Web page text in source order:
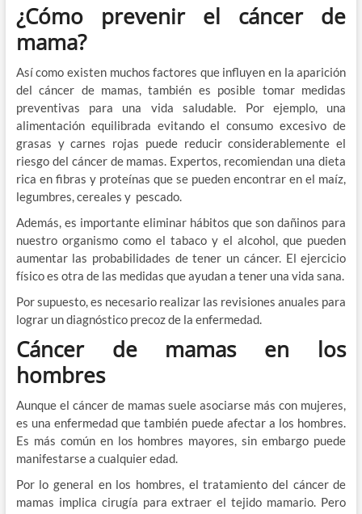
¿Cómo prevenir el cáncer de
mama?
Así como existen muchos factores que influyen en la aparición
del cáncer de mamas, también es posible tomar medidas
preventivas para una vida saludable. Por ejemplo, una
alimentación equilibrada evitando el consumo excesivo de
grasas y carnes rojas puede reducir considerablemente el
riesgo del cáncer de mamas. Expertos, recomiendan una dieta
rica en fibras y proteínas que se pueden encontrar en el maíz,
legumbres, cereales y pescado.
Además, es importante eliminar hábitos que son dañinos para
nuestro organismo como el tabaco y el alcohol, que pueden
aumentar las probabilidades de tener un cáncer. El ejercicio
físico es otra de las medidas que ayudan a tener una vida sana.
Por supuesto, es necesario realizar las revisiones anuales para
lograr un diagnóstico precoz de la enfermedad.
Cáncer de mamas en los
hombres
Aunque el cáncer de mamas suele asociarse más con mujeres,
es una enfermedad que también puede afectar a los hombres.
Es más común en los hombres mayores, sin embargo puede
manifestarse a cualquier edad.
Por lo general en los hombres, el tratamiento del cáncer de
mamas implica cirugía para extraer el tejido mamario. Pero